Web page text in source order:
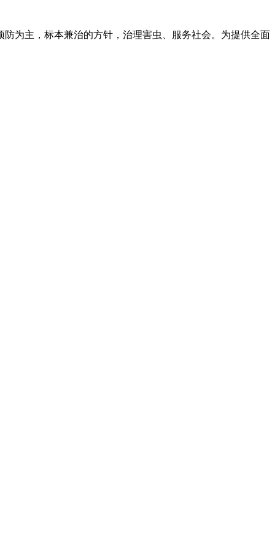
为主，标本兼治的方针，治理害虫、服务社会。为提供全面